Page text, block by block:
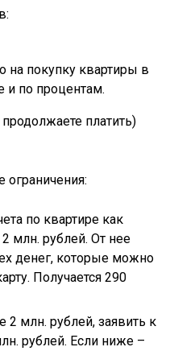
на покупку квартиры в
и по процентам.
платить)
по квартире как
млн. рублей. От нее
денег, которые можно
Получается 290
млн. рублей, заявить к
рублей. Если ниже –